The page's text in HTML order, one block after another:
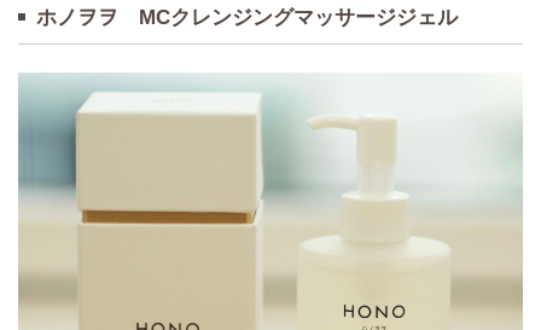
ホノヲヲ MCクレンジングマッサージジェル